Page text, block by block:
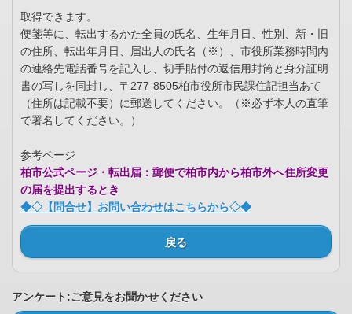
取得できます。
便箋等に、転出するかた全員の氏名、生年月日、性別、新・旧
の住所、転出年月日、届出人の氏名（※）、市役所業務時間内
の連絡先電話番号を記入し、切手貼付の返信用封筒と身分証明
書の写しを同封し、〒277-8505柏市役所市民課住記担当あて
（住所は記載不要）に郵送してください。（※必ず本人の直筆
で署名してください。）
参考ページ
柏市公式ページ・転出届：郵便で柏市内から柏市外へ住所変更
の届を提出するとき
◆◇【問合せ】お問い合わせはこちらから◇◆
戻る
アンケート:ご意見をお聞かせください